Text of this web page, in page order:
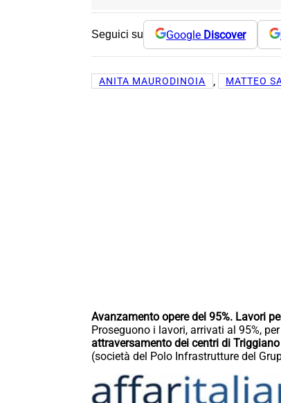
Seguici su Google Discover
ANITA MAURODINOIA , MATTEO
Avanzamento opere del 95%. Lavori
Proseguono i lavori, arrivati al 95%,
attraversamento dei centri di
(società del Polo Infrastrutture del